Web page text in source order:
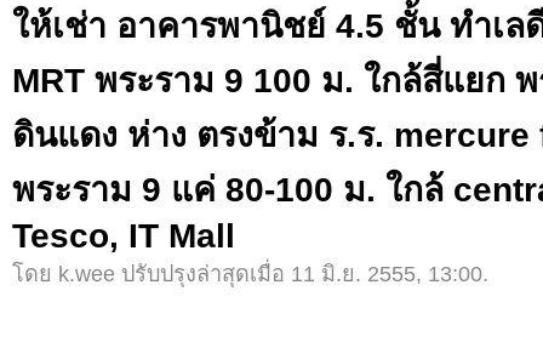
ให้เช่า อาคารพานิชย์ 4.5 ชั้น ทำเ
MRT พระราม 9 100 ม. ใกล้สี่แยก
ดินแดง ห่าง ตรงข้าม ร.ร. mercure
พระราม 9 แค่ 80-100 ม. ใกล้
Tesco, IT Mall
โดย k.wee ปรับปรุงล่าสุดเมื่อ 11 มิ.ย. 2555, 13:00.